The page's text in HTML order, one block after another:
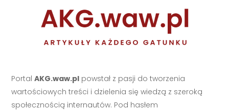
PortalAKG.waw.pl powstał z pasji do tworzenia
wartościowych treści i dzielenia się wiedzą z szeroką
społecznością internautów. Pod hasłem